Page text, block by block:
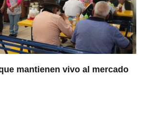
mantienen vivo al mercado